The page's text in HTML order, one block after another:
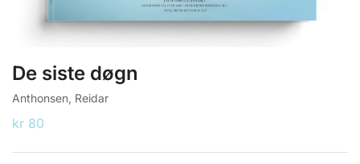
De siste døgn
Anthonsen, Reidar
kr 80